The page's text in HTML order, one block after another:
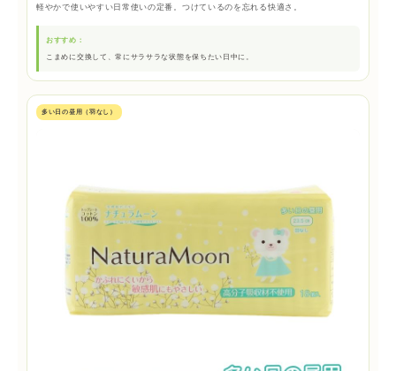
軽やかで使いやすい日常使いの定番。つけているのを忘れる快適さ。
おすすめ：
こまめに交換して、常にサラサラな状態を保ちたい日中に。
多い日の昼用（羽なし）